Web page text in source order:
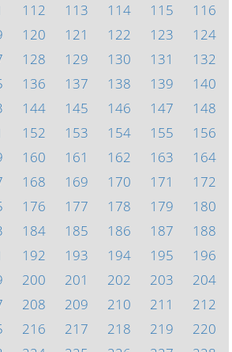
112 113 114 115
116
120 121 122 123
124
128 129 130 131
132
136 137 138 139
140
144 145 146 147
148
152 153 154 155
156
160 161 162 163
164
168 169 170 171
172
176 177 178 179
180
184 185 186 187
188
192 193 194 195
196
200 201 202 203
204
208 209 210 211
212
216 217 218 219
220